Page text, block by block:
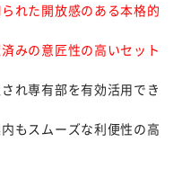
れた開放感のある本格的
みの意匠性の高いセット
れ専有部を有効活用でき
もスムーズな利便性の高